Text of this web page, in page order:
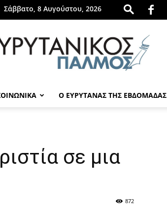
Σάββατο, 8 Αυγούστου, 2026
Ο ΕΥΡΥΤΑΝΑΣ ΤΗΣ ΕΒΔΟΜΑΔΑΣ
σε μια
872